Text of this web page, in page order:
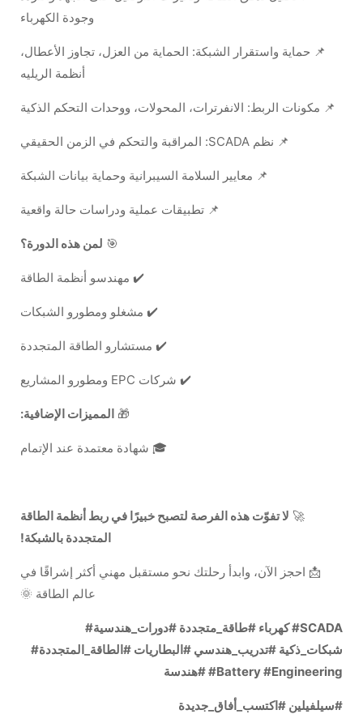
وجودة الكهرباء
📌 حماية واستقرار الشبكة: الحماية من العزل، تجاوز الأعطال،
أنظمة الريليه
📌 مكونات الربط: الانفرترات، المحولات، ووحدات التحكم الذكية
📌 نظم SCADA: المراقبة والتحكم في الزمن الحقيقي
📌 معايير السلامة السيبرانية وحماية بيانات الشبكة
📌 تطبيقات عملية ودراسات حالة واقعية
🎯 لمن هذه الدورة؟
✔️ مهندسو أنظمة الطاقة
✔️ مشغلو ومطورو الشبكات
✔️ مستشارو الطاقة المتجددة
✔️ شركات EPC ومطورو المشاريع
🎁 المميزات الإضافية:
🎓 شهادة معتمدة عند الإتمام
🚀 لا تفوّت هذه الفرصة لتصبح خبيرًا في ربط أنظمة الطاقة
المتجددة بالشبكة!
📩 احجز الآن، وابدأ رحلتك نحو مستقبل مهني أكثر إشراقًا في
عالم الطاقة 🌞
#كهرباء #طاقة_متجددة #دورات_هندسية #SCADA
#شبكات_ذكية #تدريب_هندسي #البطاريات #الطاقة_المتجددة
#هندسة #Battery #Engineering
#سيلفيلين #اكتسب_أفاق_جديدة